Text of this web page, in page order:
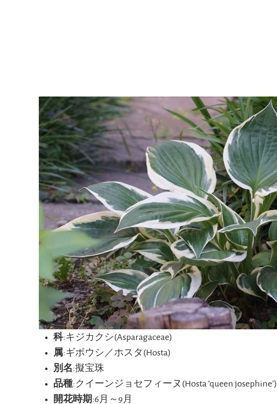
科:キジカクシ(Asparagaceae)
属:ギボウシ／ホスタ(Hosta)
別名:擬宝珠
品種:クイーンジョセフィーヌ(Hosta ‘queen josephine’)
開花時期 :6月～9月